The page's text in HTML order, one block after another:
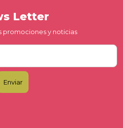
Letter
promociones y noticias